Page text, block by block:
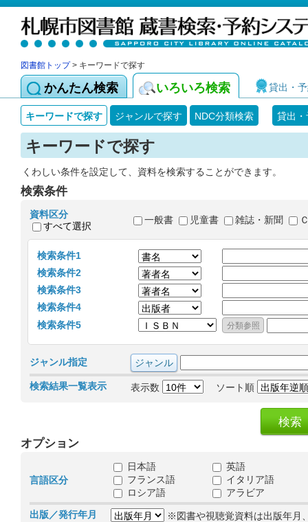
図書館トップ> キーワードで探す
かんたん検索 いろいろ検索 貸出・
キーワードで探す ジャンルで探す NDC分類検索 貸出
キーワードで探す
くわしい条件を設定して、資料を検索することができます。
検索条件
資料区分
すべて選択
一般書 児童書 雑誌・新聞
検索条件1
検索条件2
検索条件3
検索条件4
検索条件5
ジャンル指定
検索結果一覧表示 表示数 ソート順
オプション
言語区分
日本語
英語
フランス語
イタリア語
ロシア語
アラビア
出版／発行年月
※図書や視聴覚資料は出版年月